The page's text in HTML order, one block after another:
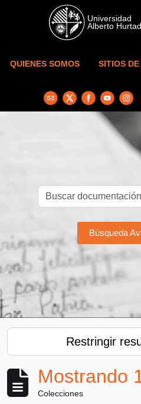
Skip to main content
QUIENES SOMOS SITIOS
Búsqueda
Restringir
Mostrando
Colecciones